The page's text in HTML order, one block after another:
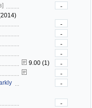
-
-
-
-
-
9.00 (1)
-
-
-
-